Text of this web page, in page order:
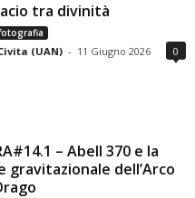
tra divinità
(UAN) - 11 Giugno 2026 0
– Abell 370 e la
gravitazionale dell’Arco